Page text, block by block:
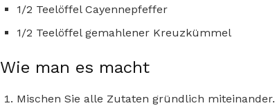
1/2 Teelöffel Cayennepfeffer
1/2 Teelöffel gemahlener Kreuzkümmel
Wie man es macht
Mischen Sie alle Zutaten gründlich miteinander.